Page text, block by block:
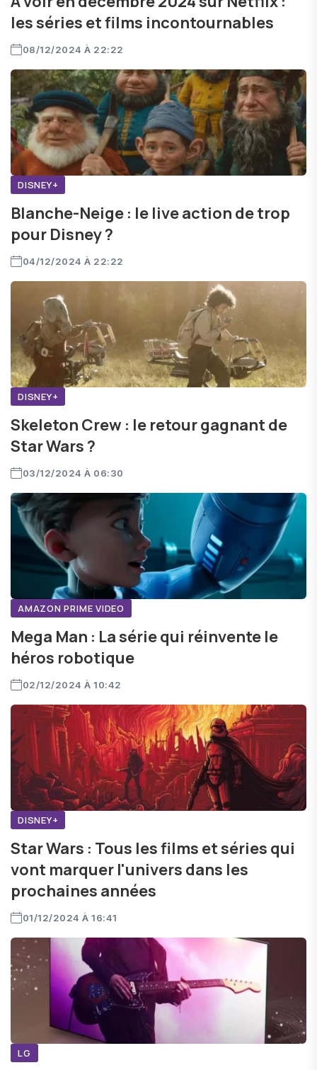
les séries et films incontournables
08/12/2024 À 22:22
DISNEY+
Blanche-Neige : le live action de trop
pour Disney ?
04/12/2024 À 22:22
DISNEY+
Skeleton Crew : le retour gagnant de
Star Wars ?
03/12/2024 À 06:30
AMAZON PRIME VIDEO
Mega Man : La série qui réinvente le
héros robotique
02/12/2024 À 10:42
DISNEY+
Star Wars : Tous les films et séries qui
vont marquer l'univers dans les
prochaines années
01/12/2024 À 16:41
LG